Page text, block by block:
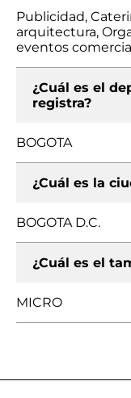
Publicidad,
arquitectura,
eventos
¿Cuál es el
registra?
BOGOTA
¿Cuál es la
BOGOTA D.C.
¿Cuál es el
MICRO